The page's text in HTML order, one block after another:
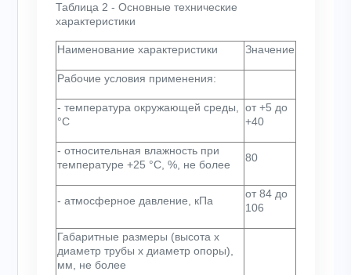
Таблица 2 - Основные технические
характеристики
Наименование характеристики Значение
Рабочие условия применения:
- температура окружающей среды,
°С
от +5 до
+40
- относительная влажность при
температуре +25 °С, %, не более
80
- атмосферное давление, кПа
от 84 до
106
Габаритные размеры (высота х
диаметр трубы х диаметр опоры),
мм, не более